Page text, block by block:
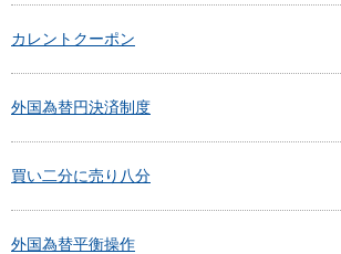
カレントクーポン
外国為替円決済制度
買い二分に売り八分
外国為替平衡操作